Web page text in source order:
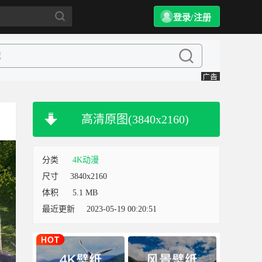
登录/注册
高清原图(3840x2160)
分类
4K动漫
尺寸
3840x2160
体积
5.1 MB
最近更新
2023-05-19 00:20:51